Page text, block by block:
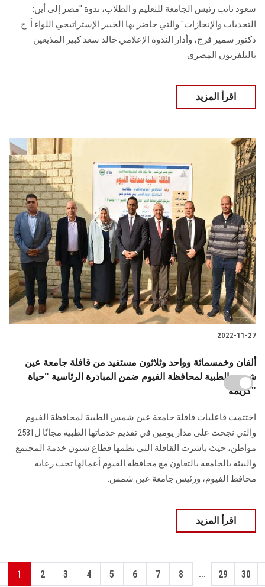
سعود نائب رئيس الجامعة للتعليم و الطلاب، ندوة "مصر إلى أين:
التحديات والإنجازات" والتي حاضر بها الخبير الإستراتيجي اللواء أ. ح.
دكتور سمير فرج، وأدار الندوة الإعلامي خالد سعد كبير المذيعين
بالتلفزيون المصري.
اقرأ المزيد
2022-11-27
ألفان وخمسمائة وواحد وثلاثون مستفيد من قافلة جامعة عين
شمس الطبية لمحافظة الفيوم ضمن المبادرة الرئاسية "حياة
كريمة"
اختتمت فاعليات قافلة جامعة عين شمس الطبية لمحافظة الفيوم
والتي نجحت على مدار يومين في تقديم خدماتها الطبية مجانًا ل2531
مواطن، حيث باشرت القافلة التي نظمها قطاع شئون خدمة المجتمع
والبيئة بالجامعة بالتعاون مع محافظة الفيوم أعمالها تحت رعاية
محافظ الفيوم، ورئيس جامعة عين شمس.
اقرأ المزيد
1 2 3 4 5 6 7 8 ... 29 30